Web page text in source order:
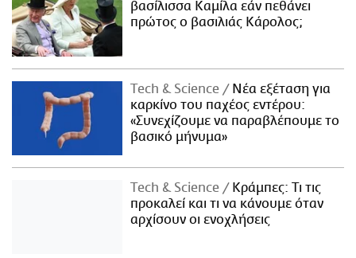
βασίλισσα Καμίλα εάν πεθάνει
πρώτος ο βασιλιάς Κάρολος;
Τech & Science
Νέα εξέταση για
καρκίνο του παχέος εντέρου:
«Συνεχίζουμε να παραβλέπουμε το
βασικό μήνυμα»
Τech & Science
Κράμπες: Τι τις
προκαλεί και τι να κάνουμε όταν
αρχίσουν οι ενοχλήσεις